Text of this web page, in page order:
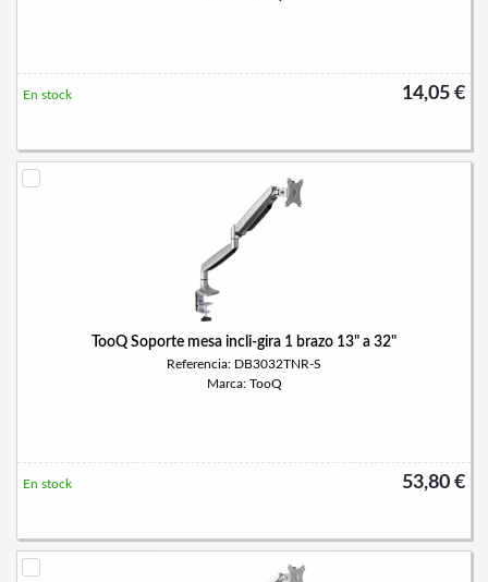
14,05 €
En stock
TooQ Soporte mesa incli-gira 1 brazo 13" a 32"
Referencia: DB3032TNR-S
Marca: TooQ
53,80 €
En stock